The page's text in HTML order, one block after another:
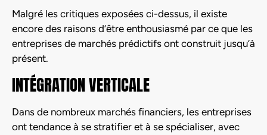
Malgré les critiques exposées ci-dessus, il existe
encore des raisons d’être enthousiasmé par ce que les
entreprises de marchés prédictifs ont construit jusqu’à
présent.
INTÉGRATION VERTICALE
Dans de nombreux marchés financiers, les entreprises
ont tendance à se stratifier et à se spécialiser, avec